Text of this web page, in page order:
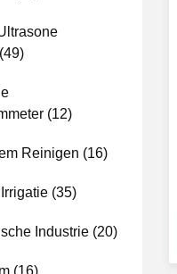
(49)
(12)
Reinigen (16)
(35)
Industrie (20)
(16)